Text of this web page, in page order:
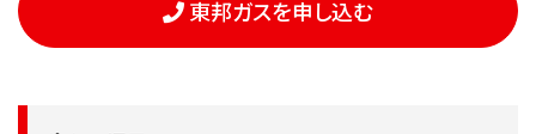
東邦ガスを申し込む